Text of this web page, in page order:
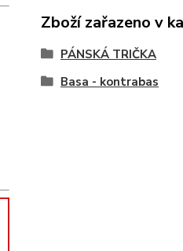
Zboží zařazeno v
PÁNSKÁ TRIČKA
Basa - kontrabas